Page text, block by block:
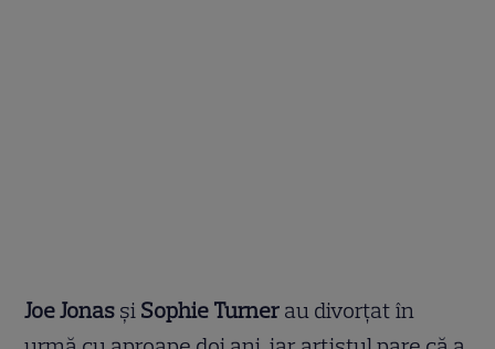
Joe Jonas și Sophie Turner au divorțat în